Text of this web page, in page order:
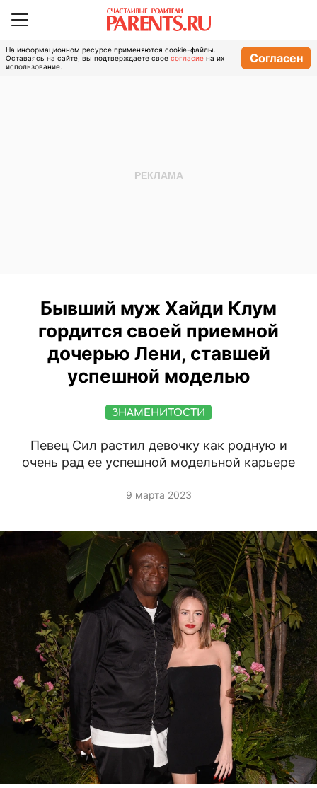
На информационном ресурсе применяются cookie-файлы.
Оставаясь на сайте, вы подтверждаете свое согласие на их
использование.
Согласен
Бывший муж Хайди Клум
гордится своей приемной
дочерью Лени, ставшей
успешной моделью
ЗНАМЕНИТОСТИ
Певец Сил растил девочку как родную и
очень рад ее успешной модельной карьере
9 марта 2023